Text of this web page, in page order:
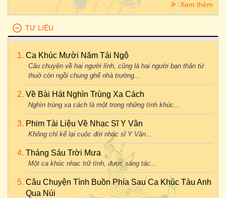
Xem thêm
TƯ LIỆU
Ca Khúc Mười Năm Tái Ngộ
Câu chuyện về hai người lính, cũng là hai người bạn thân từ
thuở còn ngồi chung ghế nhà trường...
Về Bài Hát Nghìn Trùng Xa Cách
Nghìn trùng xa cách là một trong những tình khúc...
Phim Tài Liệu Về Nhạc Sĩ Y Vân
Không chỉ kể lại cuộc đời nhạc sĩ Y Vân...
Tháng Sáu Trời Mưa
Một ca khúc nhạc trữ tình, được sáng tác...
Câu Chuyện Tình Buồn Phía Sau Ca Khúc Tàu Anh
Qua Núi